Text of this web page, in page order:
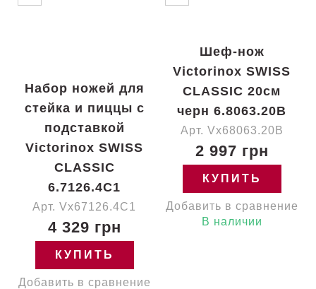
Набор ножей для
стейка и пиццы с
подставкой
Victorinox SWISS
CLASSIC
6.7126.4C1
Арт. Vx67126.4C1
4 329 грн
КУПИТЬ
Добавить в сравнение
Шеф-нож
Victorinox SWISS
CLASSIC 20см
черн 6.8063.20B
Арт. Vx68063.20B
2 997 грн
КУПИТЬ
Добавить в сравнение
В наличии